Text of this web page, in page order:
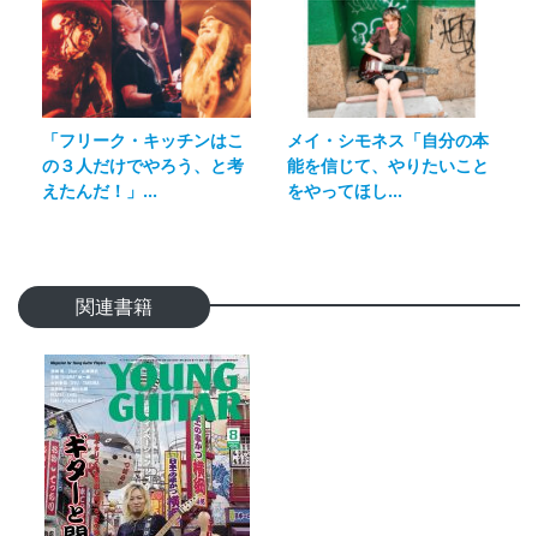
「フリーク・キッチンはこ
の３人だけでやろう、と考
えたんだ！」...
メイ・シモネス「自分の本
能を信じて、やりたいこと
をやってほし...
関連書籍